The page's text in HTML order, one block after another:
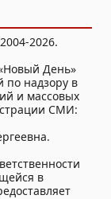
2026.
День»
по надзору в
и массовых
СМИ:
в